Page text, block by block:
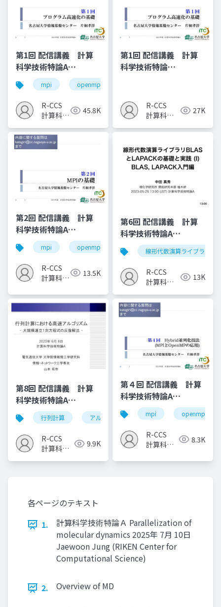
第1回 配信講義 計算
科学技術特論A
（2023）
mpi openmp
R-CCS
計算科学
室
45.8K
第1回 配信講義 計算
科学技術特論
R-CCS
計算科学
室
27K
第2回 配信講義 計算
科学技術特論A
（2023）
mpi openmp 計算科学 高性能計算技術
R-CCS
計算科学
室
13.5K
第6回 配信講義 計算
科学技術特論A
（2023）線形代数演算ライブラリ
R-CCS
計算科学
室
13K
第8回 配信講義 計算
科学技術特論A
（2023）行列計算 アルゴリズム 計算科学技術
R-CCS
計算科学
9.9K
第４回 配信講義 計算
科学技術特論A
（2023）
mpi openmp
R-CCS
計算科学
室
8.3K
各ページのテキスト
1.
計算科学技術特論Ａ Parallelization of
molecular dynamics 2025年 7⽉ 10⽇
Jaewoon Jung (RIKEN Center for
Computational Science)
2. Overview of MD